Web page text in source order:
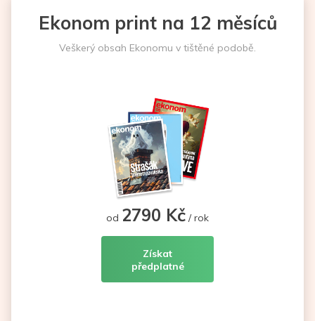
Ekonom print na 12 měsíců
Veškerý obsah Ekonomu v tištěné podobě.
od 2790 Kč / rok
Získat
předplatné